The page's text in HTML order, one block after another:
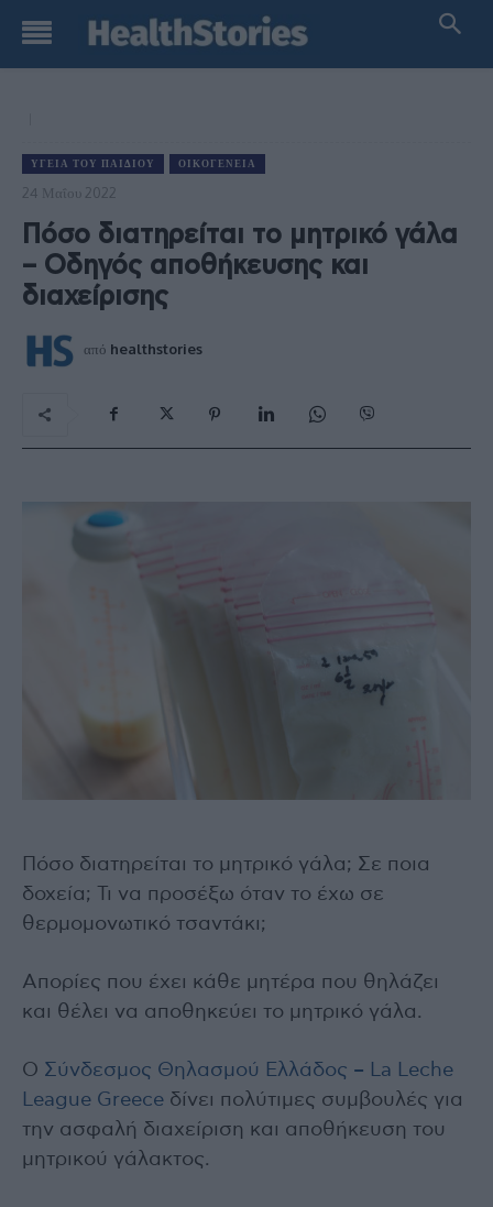
ΥΓΕΊΑ ΤΟΥ ΠΑΙΔΙΟΎ ΟΙΚΟΓΈΝΕΙΑ
24 Μαΐου 2022
Πόσο διατηρείται το μητρικό γάλα
– Οδηγός αποθήκευσης και
διαχείρισης
από healthstories
Πόσο διατηρείται το μητρικό γάλα; Σε ποια
δοχεία; Τι να προσέξω όταν το έχω σε
θερμομονωτικό τσαντάκι;
Απορίες που έχει κάθε μητέρα που θηλάζει
και θέλει να αποθηκεύει το μητρικό γάλα.
Ο Σύνδεσμος Θηλασμού Ελλάδος – La Leche
League Greece δίνει πολύτιμες συμβουλές για
την ασφαλή διαχείριση και αποθήκευση του
μητρικού γάλακτος.